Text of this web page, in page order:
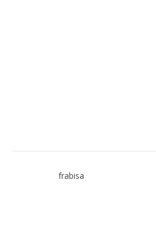
frabisa